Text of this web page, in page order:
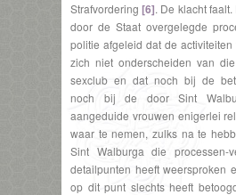
Strafvordering[6]. De klacht
door de Staat overgelegde
politie afgeleid dat de
zich niet onderscheiden van
sexclub en dat noch bij de
noch bij de door Sint
aangeduide vrouwen enigerlei
waar te nemen, zulks na te
Sint Walburga die processen-
detailpunten heeft weersproken
op dit punt slechts heeft